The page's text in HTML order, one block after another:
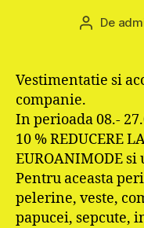
Autor
De
Vestimentatie si
companie.
In perioada 08.-
10 % REDUCERE
EUROANIMODE si
Pentru aceasta
pelerine, veste,
papucei, sepcute,